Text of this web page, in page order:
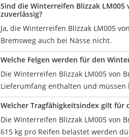
Sind die Winterreifen Blizzak
zuverlässig?
Ja, die Winterreifen Blizzak LM005
Bremsweg auch bei Nässe nicht.
Welche Felgen werden für den
Die Winterreifen Blizzak LM005 von
Lieferumfang enthalten und
Welcher Tragfähigkeitsindex gilt für
Die Winterreifen Blizzak LM005 von
615 kg pro Reifen belastet werden